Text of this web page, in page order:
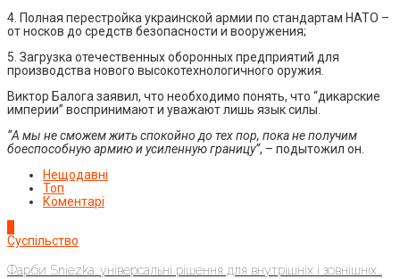
4. Полная перестройка украинской армии по стандартам НАТО –
от носков до средств безопасности и вооружения;
5. Загрузка отечественных оборонных предприятий для
производства нового высокотехнологичного оружия.
Виктор Балога заявил, что необходимо понять, что “дикарские
империи” воспринимают и уважают лишь язык силы.
“А мы не сможем жить спокойно до тех пор, пока не получим
боеспособную армию и усиленную границу”, – подытожил он.
Нещодавні
Топ
Коментарі
Суспільство
Фарби Sniezka: універсальні рішення для внутрішніх і зовнішніх...